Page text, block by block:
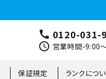
call 0120-031-
schedule 営業時間-9:00
保証規定 ランクにつ